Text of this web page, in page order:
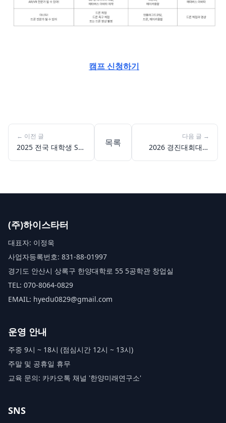
캠프 신청하기
← 이전 글
2025 전국 대학생 SW
목록
다음 글 →
2026 경진대회대비
(주)하이스타터
대표자: 이정욱
사업자등록번호: 831-88-01997
경기도 안산시 상록구 한양대학로 55 5공학관 창업실
TEL: 070-8064-0829
EMAIL: hyedu0829@gmail.com
운영 안내
주중 9시 ~ 18시 (점심시간 12시 ~ 13시)
주말 및 공휴일 휴무
교육 문의: 카카오톡 채널 '한양미래연구소'
SNS